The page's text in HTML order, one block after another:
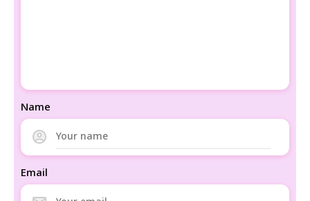
Name
Email